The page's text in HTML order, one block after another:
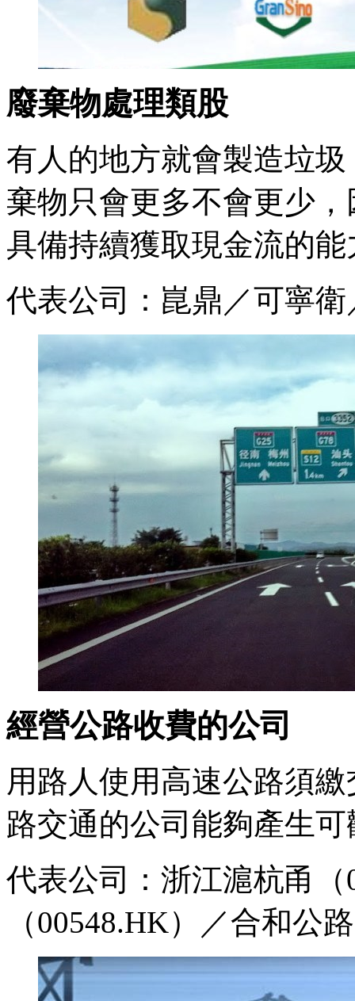
廢棄物處理類股
有人的地方就會製造垃
棄物只會更多不會更少
具備持續獲取現金流的能
代表公司：崑鼎／可寧衛
經營公路收費的公司
用路人使用高速公路須
路交通的公司能夠產生
代表公司：浙江滬杭甬
（00548.HK）／合和公